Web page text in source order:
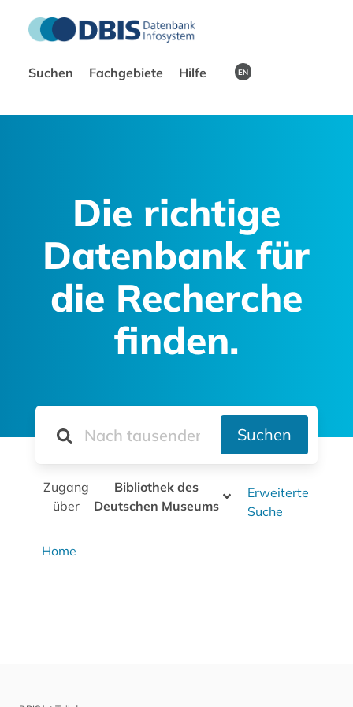
Suchen Fachgebiete Hilfe EN
Die richtige
Datenbank für
die Recherche
finden.
Suchen
Zugang
über
Bibliothek des
Deutschen Museums
Erweiterte
Suche
Home